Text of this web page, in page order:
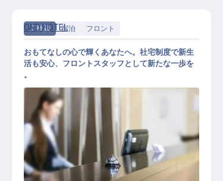
正社員 宿泊 フロント
ホテルフロントスタッフ
OND HOTEL
おもてなしの心で輝くあなたへ。社宅制度で新生
活も安心、フロントスタッフとして新たな一歩を
。